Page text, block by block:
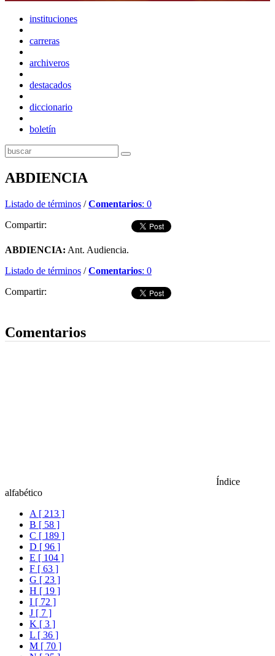
instituciones
carreras
archiveros
destacados
diccionario
boletín
ABDIENCIA
Listado de términos /Comentarios: 0
Compartir:
ABDIENCIA: Ant. Audiencia.
Listado de términos /Comentarios: 0
Compartir:
Comentarios
Índice
alfabético
A [ 213 ]
B [ 58 ]
C [ 189 ]
D [ 96 ]
E [ 104 ]
F [ 63 ]
G [ 23 ]
H [ 19 ]
I [ 72 ]
J [ 7 ]
K [ 3 ]
L [ 36 ]
M [ 70 ]